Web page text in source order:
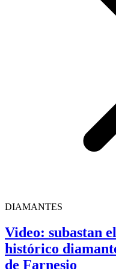
DIAMANTES
Video: subastan
histórico
de Farnesio